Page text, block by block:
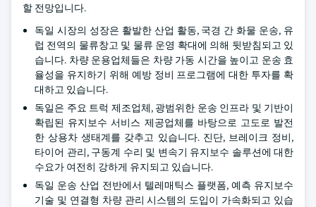
할 전망입니다.
독일 시장의 성장은 활발한 산업 활동, 국경 간 화물 운송, 유
럽 전역의 물류창고 및 물류 운영 확대에 의해 뒷받침되고 있
습니다. 차량 운용업체들은 차량 가동 시간을 높이고 운송 효
율성을 유지하기 위해 예방 정비 프로그램에 대한 투자를 확
대하고 있습니다.
독일은 주요 트럭 제조업체, 광범위한 운송 인프라 및 기반이
확립된 유지보수 서비스 제공업체를 바탕으로 고도로 발전
한 상용차 생태계를 갖추고 있습니다. 진단, 브레이크 정비,
타이어 관리, 구동계 수리 및 변속기 유지보수 솔루션에 대한
수요가 여전히 강하게 유지되고 있습니다.
독일 운송 산업 전반에서 텔레매틱스 플랫폼, 예측 유지보수
기술 및 연결형 차량 관리 시스템의 도입이 가속화되고 있습